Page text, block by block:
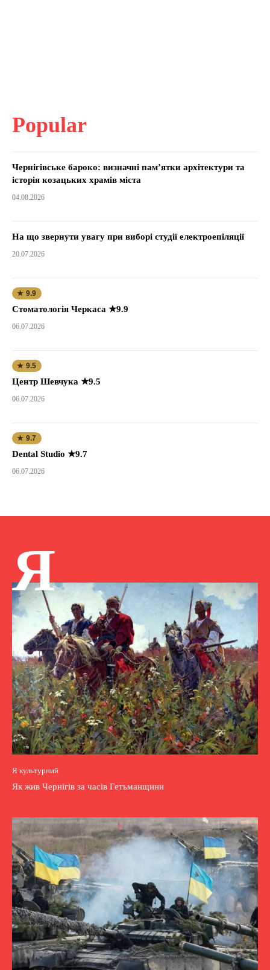
Popular
Чернігівське бароко: визначні пам’ятки архітектури та
історія козацьких храмів міста
04.08.2026
На що звернути увагу при виборі студії електроепіляції
20.07.2026
★ 9.9
Стоматологія Черкаса ★9.9
06.07.2026
★ 9.5
Центр Шевчука ★9.5
06.07.2026
★ 9.7
Dental Studio ★9.7
06.07.2026
Я
Я культурний
Як жив Чернігів за часів Гетьманщини